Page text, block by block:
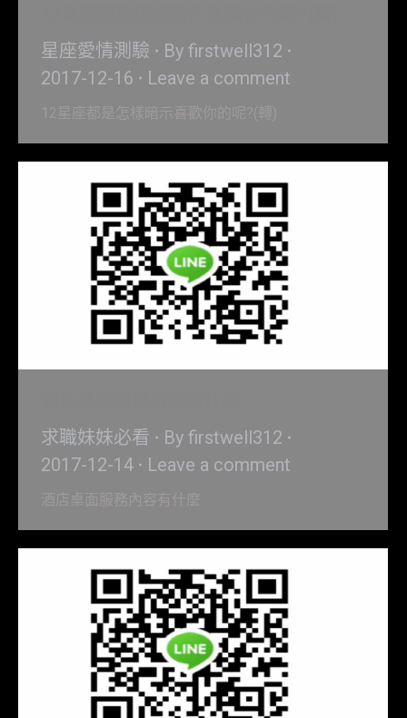
星座愛情測驗 By firstwell312
2017-12-16
Leave a comment
12星座都是怎樣暗示喜歡你的呢?(轉)
求職妹妹必看 By firstwell312
2017-12-14
Leave a comment
酒店桌面服務內容有什麼